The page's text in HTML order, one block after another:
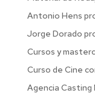
Antonio Hens
Jorge Dorado
Cursos y
Curso de Cine
Agencia Casting